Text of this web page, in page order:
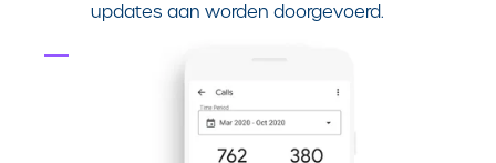
updates aan worden doorgevoerd.